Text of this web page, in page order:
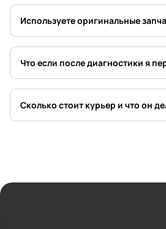
Используете оригинальные
Что если после диагностики я
Сколько стоит курьер и что он